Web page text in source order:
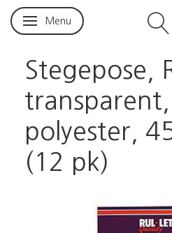
Skifte navigation
Menu
Stegepose,
transparent,
polyester,
(12 pk)